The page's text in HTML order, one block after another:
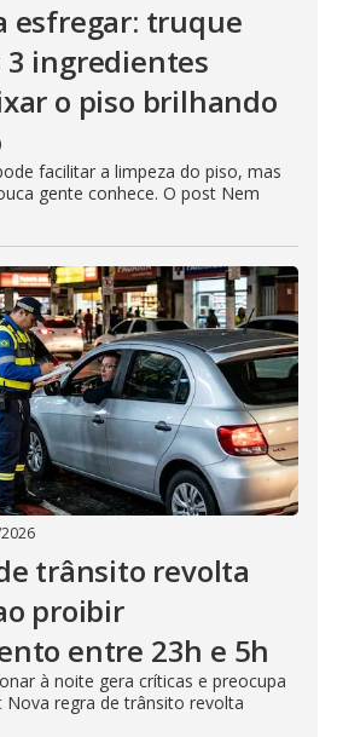
esfregar: truque
3 ingredientes
o piso brilhando
facilitar a limpeza do piso, mas
gente conhece. O post Nem
trânsito revolta
proibir
entre 23h e 5h
à noite gera críticas e preocupa
Nova regra de trânsito revolta